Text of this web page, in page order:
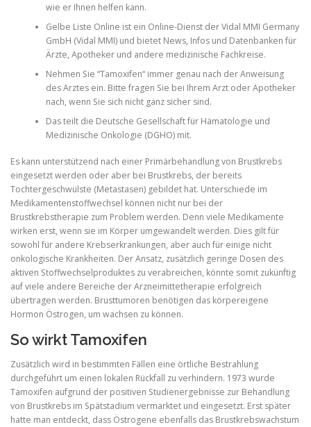
wie er Ihnen helfen kann.
Gelbe Liste Online ist ein Online-Dienst der Vidal MMI Germany
GmbH (Vidal MMI) und bietet News, Infos und Datenbanken für
Ärzte, Apotheker und andere medizinische Fachkreise.
Nehmen Sie “Tamoxifen“ immer genau nach der Anweisung
des Arztes ein. Bitte fragen Sie bei Ihrem Arzt oder Apotheker
nach, wenn Sie sich nicht ganz sicher sind.
Das teilt die Deutsche Gesellschaft für Hämatologie und
Medizinische Onkologie (DGHO) mit.
Es kann unterstützend nach einer Primärbehandlung von Brustkrebs
eingesetzt werden oder aber bei Brustkrebs, der bereits
Tochtergeschwülste (Metastasen) gebildet hat. Unterschiede im
Medikamentenstoffwechsel können nicht nur bei der
Brustkrebstherapie zum Problem werden. Denn viele Medikamente
wirken erst, wenn sie im Körper umgewandelt werden. Dies gilt für
sowohl für andere Krebserkrankungen, aber auch für einige nicht
onkologische Krankheiten. Der Ansatz, zusätzlich geringe Dosen des
aktiven Stoffwechselproduktes zu verabreichen, könnte somit zukünftig
auf viele andere Bereiche der Arzneimittetherapie erfolgreich
übertragen werden. Brusttumoren benötigen das körpereigene
Hormon Östrogen, um wachsen zu können.
So wirkt Tamoxifen
Zusätzlich wird in bestimmten Fällen eine örtliche Bestrahlung
durchgeführt um einen lokalen Rückfall zu verhindern. 1973 wurde
Tamoxifen aufgrund der positiven Studienergebnisse zur Behandlung
von Brustkrebs im Spätstadium vermarktet und eingesetzt. Erst später
hatte man entdeckt, dass Östrogene ebenfalls das Brustkrebswachstum